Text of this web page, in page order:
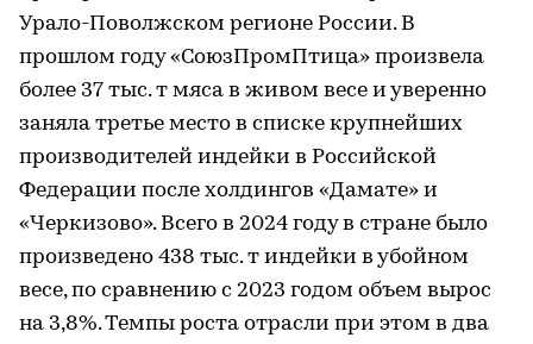
Урало-Поволжском регионе России. В
прошлом году «СоюзПромПтица» произвела
более 37 тыс. т мяса в живом весе и уверенно
заняла третье место в списке крупнейших
производителей индейки в Российской
Федерации после холдингов «Дамате» и
«Черкизово». Всего в 2024 году в стране было
произведено 438 тыс. т индейки в убойном
весе, по сравнению с 2023 годом объем вырос
на 3,8%. Темпы роста отрасли при этом в два